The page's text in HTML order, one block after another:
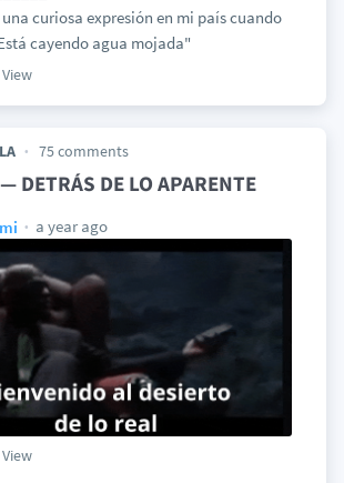
una curiosa expresión en mi país cuando
cayendo agua mojada"
View
75 comments
DETRÁS DE LO APARENTE
a year ago
View